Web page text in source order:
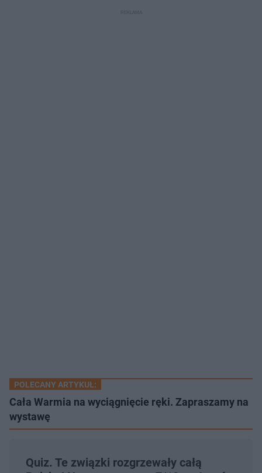
POLECANY ARTYKUŁ:
Cała Warmia na wyciągnięcie ręki. Zapraszamy na
wystawę
Quiz. Te związki rozgrzewały całą